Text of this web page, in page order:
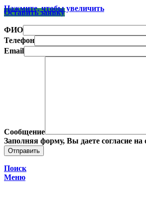
Оставить заявку
ФИО
Телефон
Email
Сообщение
Заполняя форму, Вы даете согласие
Поиск
Меню
Нажмите, чтобы увеличить